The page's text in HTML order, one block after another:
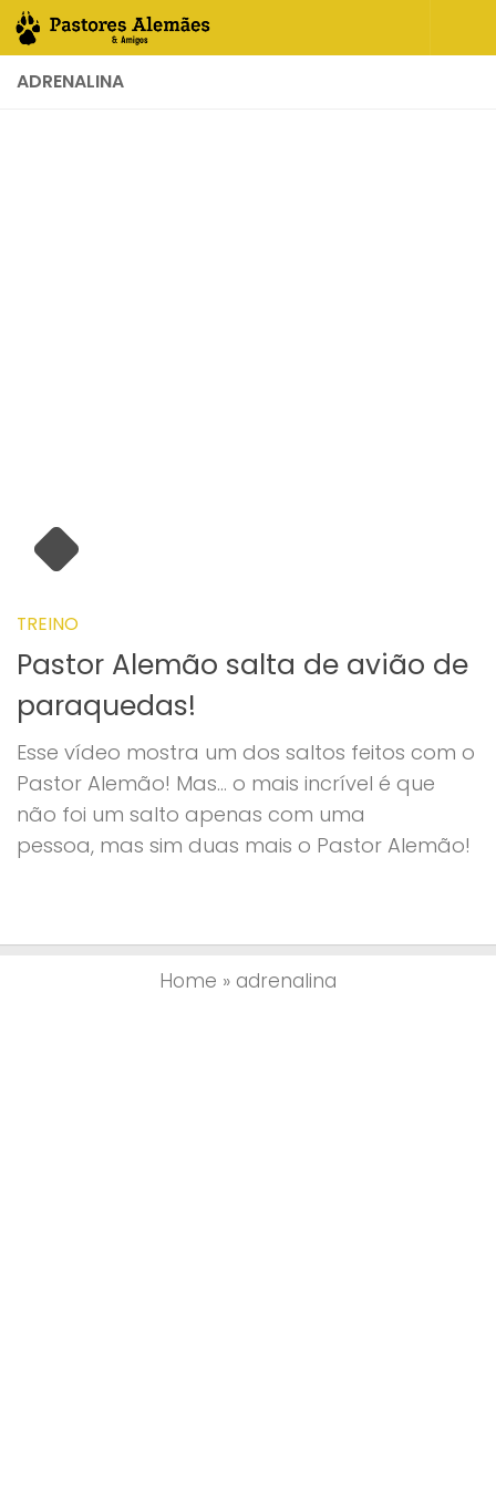
Skip to content
ADRENALINA
TREINO
Pastor Alemão salta de avião de
paraquedas!
Esse vídeo mostra um dos saltos feitos com o
Pastor Alemão! Mas… o mais incrível é que
não foi um salto apenas com uma
pessoa, mas sim duas mais o Pastor Alemão!
Home » adrenalina